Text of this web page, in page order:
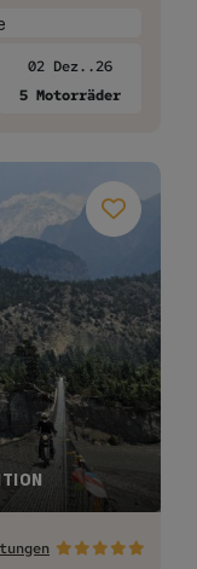
02 Dez..26
5 Motorräder